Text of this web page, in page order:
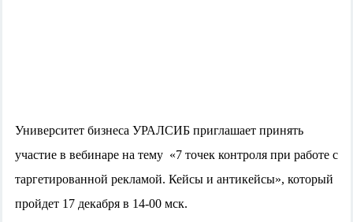
Университет бизнеса УРАЛСИБ приглашает принять
участие в вебинаре на тему «7 точек контроля при работе с
таргетированной рекламой. Кейсы и антикейсы», который
пройдет 17 декабря в 14-00 мск.